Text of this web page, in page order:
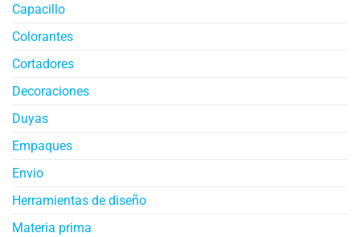
Capacillo
Colorantes
Cortadores
Decoraciones
Duyas
Empaques
Envio
Herramientas de diseño
Materia prima